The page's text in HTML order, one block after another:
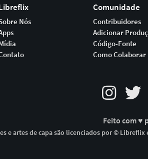
Nós
Comunidade
Contribuidores
Adicionar
Código-Fonte
Como Colaborar
Feito com ♥
e artes de capa são licenciados por ©